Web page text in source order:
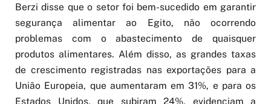
Berzi disse que o setor foi bem-sucedido em garantir
segurança alimentar ao Egito, não ocorrendo
problemas com o abastecimento de quaisquer
produtos alimentares. Além disso, as grandes taxas
de crescimento registradas nas exportações para a
União Europeia, que aumentaram em 31%, e para os
Estados Unidos, que subiram 24%, evidenciam a